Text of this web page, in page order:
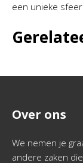
een unieke
Over ons
We nemen je
andere zaken